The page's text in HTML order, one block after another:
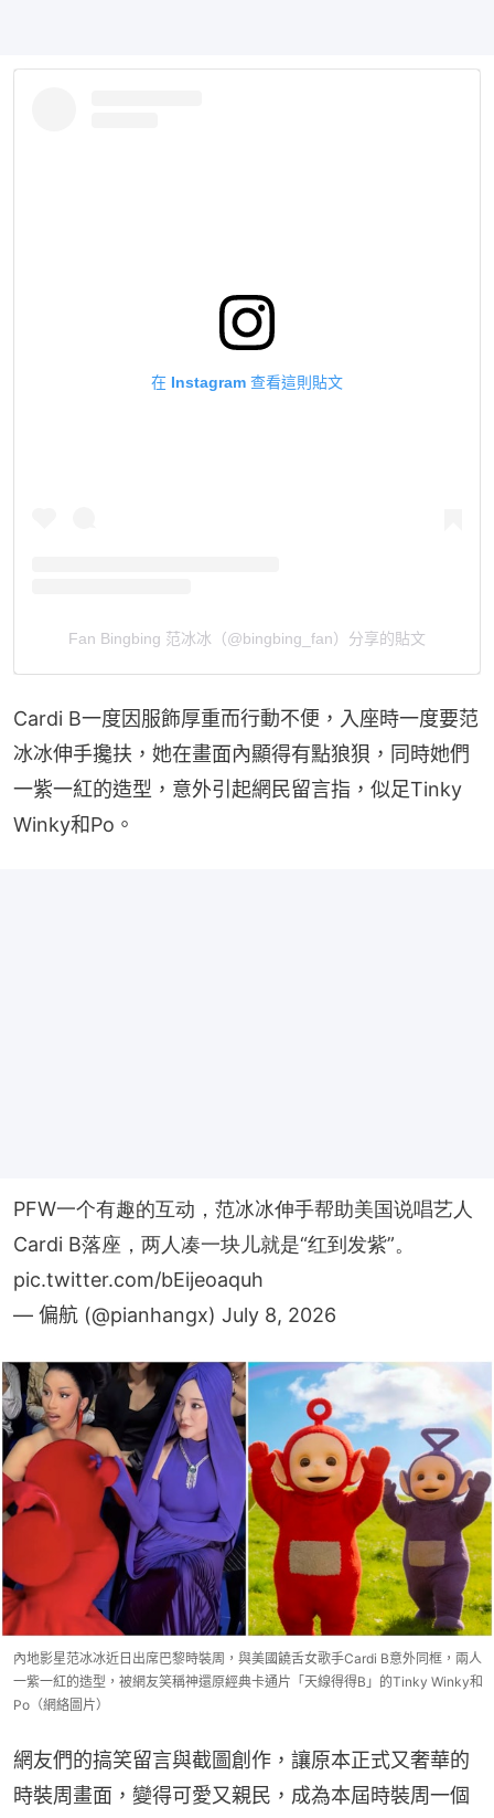
在 Instagram 查看這則貼文
Fan Bingbing 范冰冰（@bingbing_fan）分享的貼文
Cardi B一度因服飾厚重而行動不便，入座時一度要范
冰冰伸手攙扶，她在畫面內顯得有點狼狽，同時她們
一紫一紅的造型，意外引起網民留言指，似足Tinky
Winky和Po。
PFW一个有趣的互动，范冰冰伸手帮助美国说唱艺人
Cardi B落座，两人凑一块儿就是“红到发紫”。
pic.twitter.com/bEijeoaquh
— 偏航 (@pianhangx) July 8, 2026
內地影星范冰冰近日出席巴黎時裝周，與美國饒舌女歌手Cardi B意外同框，兩人
一紫一紅的造型，被網友笑稱神還原經典卡通片「天線得得B」的Tinky Winky和
Po（網絡圖片）
網友們的搞笑留言與截圖創作，讓原本正式又奢華的
時裝周畫面，變得可愛又親民，成為本屆時裝周一個